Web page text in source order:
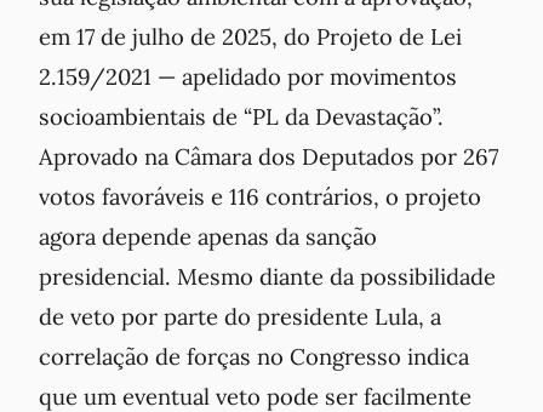
em 17 de julho de 2025, do Projeto de Lei
2.159/2021 — apelidado por movimentos
socioambientais de “PL da Devastação”.
Aprovado na Câmara dos Deputados por 267
votos favoráveis e 116 contrários, o projeto
agora depende apenas da sanção
presidencial. Mesmo diante da possibilidade
de veto por parte do presidente Lula, a
correlação de forças no Congresso indica
que um eventual veto pode ser facilmente